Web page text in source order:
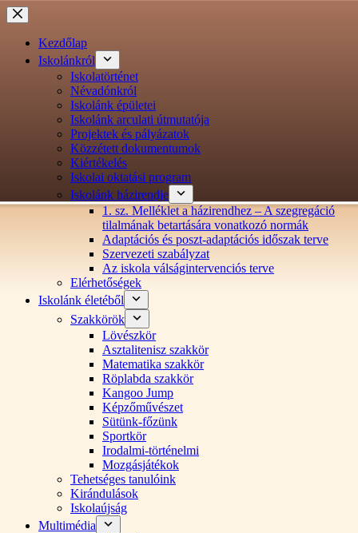
Ugrás
a
tartalomraKezdőlap
Iskolánkról
Iskolatörténet
Névadónkról
Iskolánk épületei
Iskolánk arculati útmutatója
Projektek és pályázatok
Közzétett dokumentumok
Kiértékelés
Iskolai oktatási program
Iskolánk házirendje
1. sz. Melléklet a házirendhez – A szegregáció
tilalmának betartására vonatkozó normák
Adaptációs és poszt-adaptációs időszak terve
Szervezeti szabályzat
Az iskola válságintervenciós terve
Elérhetőségek
Iskolánk életéből
Szakkörök
Lövészkör
Asztalitenisz szakkör
Matematika szakkör
Röplabda szakkör
Kangoo Jump
Képzőművészet
Sütünk-főzünk
Sportkör
Irodalmi-történelmi
Mozgásjátékok
Tehetséges tanulóink
Kirándulások
Iskolaújság
Multimédia